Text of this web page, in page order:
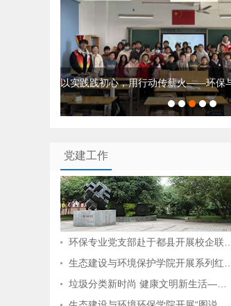
环保与城建学院开展“汇聚绿意，守护
党建工作
环保专业党支部赴于都县开展校企联…
生态建设与环境保护学院开展系列红…
垃圾分类新时尚 健康文明新生活—…